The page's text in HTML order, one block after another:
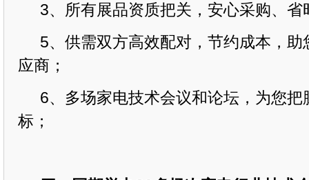
3、所有展品资质把关，安心采购、省
5、供需双方高效配对，节约成本，
应商；
6、多场家电技术会议和论坛，为您把
标；